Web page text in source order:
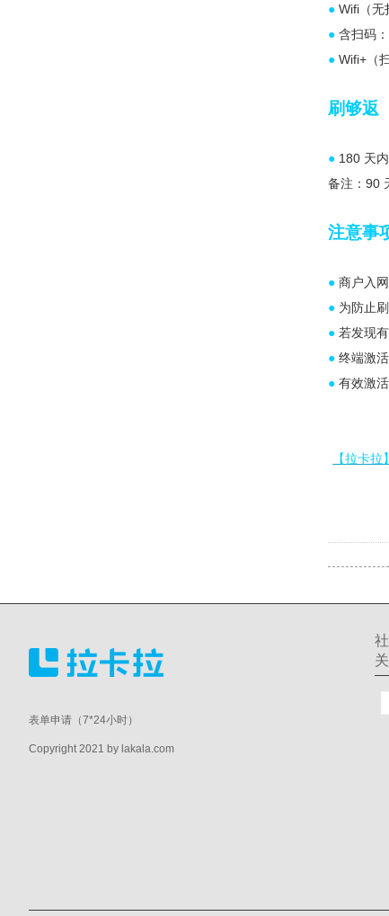
● Wifi（无
● 含扫码
● Wifi+（
刷够返
● 180 天
备注：90
注意事
● 商户入
● 为防止
● 若发现
● 终端激
● 有效激
【拉卡
表单申请（7*24小时）
Copyright 2021 by lakala.com